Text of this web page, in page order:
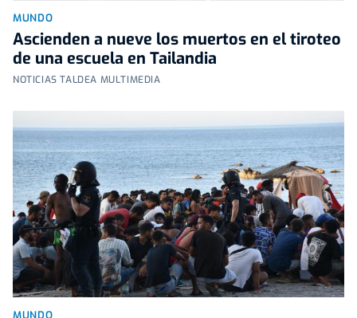
MUNDO
Ascienden a nueve los muertos en el tiroteo
de una escuela en Tailandia
NOTICIAS TALDEA MULTIMEDIA
MUNDO